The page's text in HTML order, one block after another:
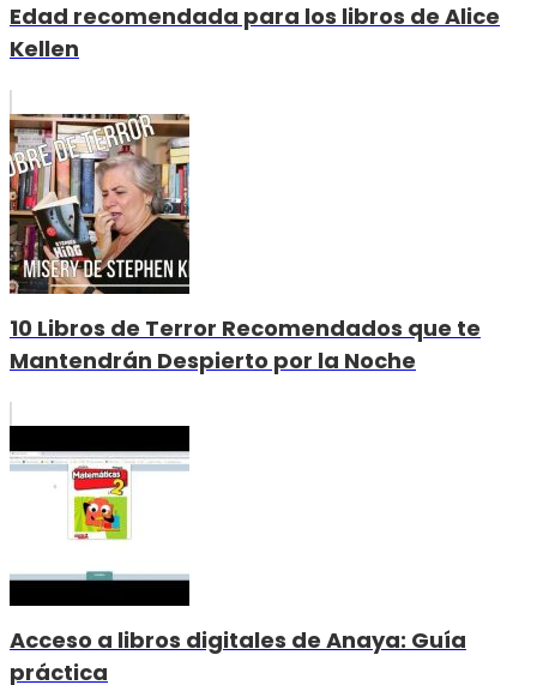
Edad recomendada para los libros de Alice
Kellen
10 Libros de Terror Recomendados que te
Mantendrán Despierto por la Noche
Acceso a libros digitales de Anaya: Guía
práctica